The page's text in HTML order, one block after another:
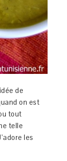
de
on est
tout
telle
les